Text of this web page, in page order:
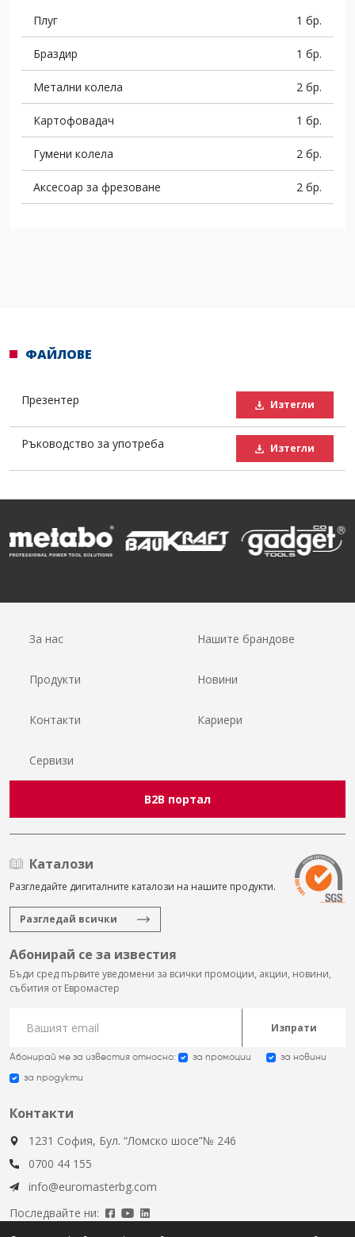
Плуг 1 бр.
Браздир 1 бр.
Метални колела 2 бр.
Картофовадач 1 бр.
Гумени колела 2 бр.
Аксесоар за фрезоване 2 бр.
ФАЙЛОВЕ
Презентер Изтегли
Ръководство за употреба Изтегли
За нас Нашите брандове
Продукти Новини
Контакти Кариери
Сервизи
B2B портал
Каталози
Разгледайте дигиталните каталози на нашите продукти.
Разгледай всички
Абонирай се за известия
Бъди сред първите уведомени за всички промоции, акции, новини,
събития от Евромастер
Изпрати
Абонирай ме за известия относно: за промоции за новини
за продукти
Контакти
1231 София, Бул. “Ломско шосе”№ 246
0700 44 155
info@euromasterbg.com
Последвайте ни: